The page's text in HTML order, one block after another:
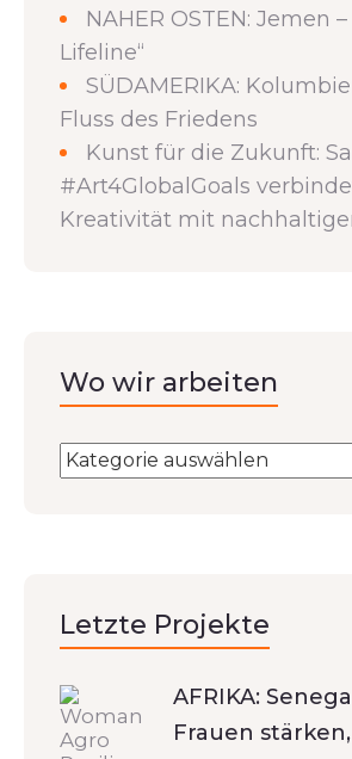
NAHER OSTEN: Jemen
Lifeline“
SÜDAMERIKA:
Fluss des Friedens
Kunst für die Zukunft:
#Art4GlobalGoals
Kreativität mit
Wo wir arbeiten
Letzte Projekte
AFRIKA:
Frauen stärken,